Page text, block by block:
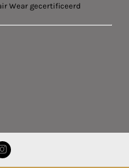
Wear gecertificeerd